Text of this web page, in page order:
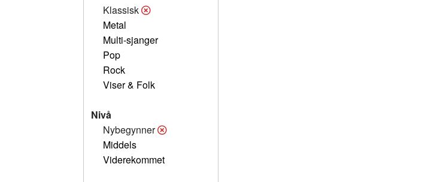
Klassisk
Metal
Multi-sjanger
Pop
Rock
Viser & Folk
Nivå
Nybegynner
Middels
Viderekommet